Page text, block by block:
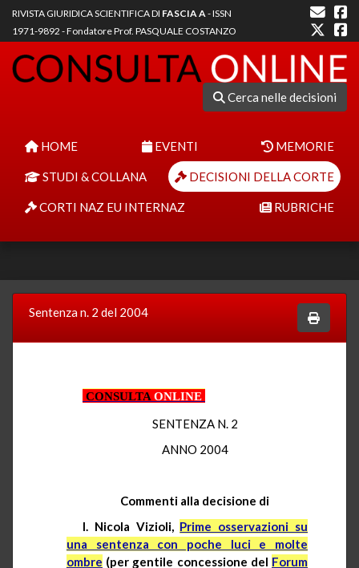
RIVISTA GIURIDICA SCIENTIFICA DI FASCIA A- ISSN
1971-9892 - Fondatore Prof. PASQUALE COSTANZO
Cerca nelle decisioni
HOME EVENTI MEMORIE
STUDI & COLLANA DECISIONI DELLA CORTE
CORTI NAZ EU INTERNAZ RUBRICHE
Sentenza n. 2 del 2004
CONSULTA ONLINE
SENTENZA N. 2
ANNO 2004
Commenti alla decisione di
I. Nicola Vizioli, Prime osservazioni su
una sentenza con poche luci e molte
ombre (per gentile concessione del Forum